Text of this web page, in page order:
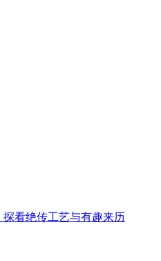
看绝传工艺与有趣来历